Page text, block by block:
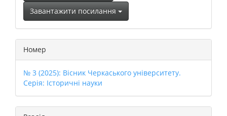
Завантажити посилання
Номер
№ 3 (2025): Вісник Черкаського університету.
Серія: Історичні науки